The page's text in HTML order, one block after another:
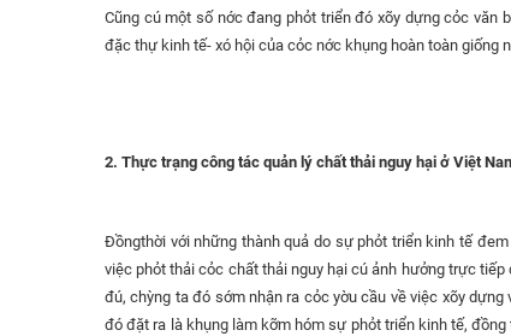
Cũng cú một số nớc đang phỏt triển đó xõy dựng cỏc văn
đặc thự kinh tế- xó hội của cỏc nớc khụng hoàn toàn giống
2. Thực trạng công tác quản lý chất thải nguy hại ở Việt
Đồngthời với những thành quả do sự phỏt triển kinh tế
việc phỏt thải cỏc chất thải nguy hại cú ảnh hưởng trực
đú, chỳng ta đó sớm nhận ra cỏc yờu cầu về việc xõy
đó đặt ra là khụng làm kỡm hóm sự phỏt triển kinh tế,